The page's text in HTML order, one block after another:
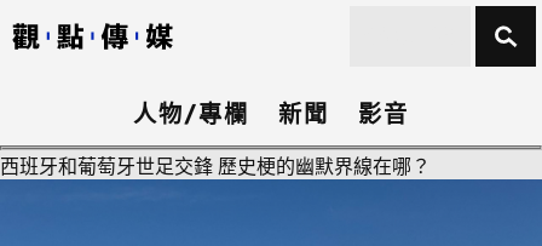
人物/專欄 新聞 影音
西班牙和葡萄牙世足交鋒 歷史梗的幽默界線在哪？